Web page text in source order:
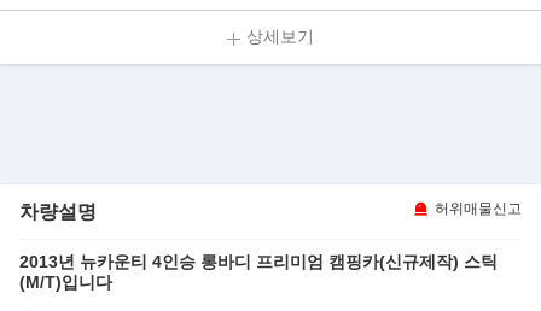
상세보기
차량설명 허위매물신고
2013년 뉴카운티 4인승 롱바디 프리미엄 캠핑카(신규제작) 스틱
(M/T)입니다